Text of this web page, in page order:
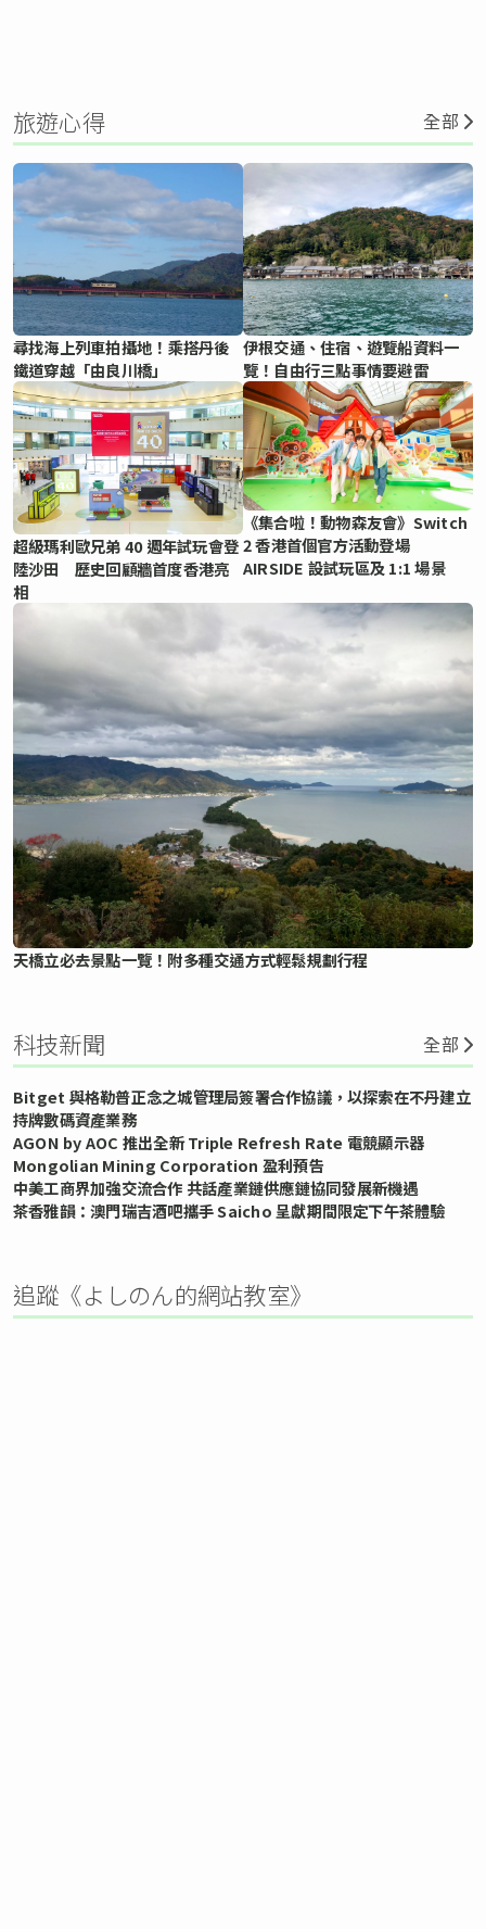
旅遊心得 全部
尋找海上列車拍攝地！乘搭丹後
鐵道穿越「由良川橋」
伊根交通、住宿、遊覽船資料一
覽！自由行三點事情要避雷
超級瑪利歐兄弟 40 週年試玩會登
陸沙田 歷史回顧牆首度香港亮
相
《集合啦！動物森友會》Switch
2 香港首個官方活動登場
AIRSIDE 設試玩區及 1:1 場景
天橋立必去景點一覽！附多種交通方式輕鬆規劃行程
科技新聞 全部
Bitget 與格勒普正念之城管理局簽署合作協議，以探索在不丹建立
持牌數碼資產業務
AGON by AOC 推出全新 Triple Refresh Rate 電競顯示器
Mongolian Mining Corporation 盈利預告
中美工商界加強交流合作 共話產業鏈供應鏈協同發展新機遇
茶香雅韻：澳門瑞吉酒吧攜手 Saicho 呈獻期間限定下午茶體驗
追蹤《よしのん的網站教室》